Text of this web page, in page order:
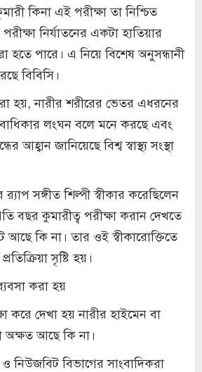
কিনা এই পরীক্ষা তা নিশ্চিত
নির্যাতনের একটা হাতিয়ার
হতে পারে। এ নিয়ে বিশেষ অনুসন্ধানী
বিবিসি।
হয়, নারীর শরীরের ভেতর এধরনের
লংঘন বলে মনে করছে এবং
আহ্বান জানিয়েছে বিশ্ব স্বাস্থ্য সংস্থা
সঙ্গীত শিল্পী স্বীকার করেছিলেন
বছর কুমারীত্ব পরীক্ষা করান দেখতে
কি না। তার ওই স্বীকারোক্তিতে
সৃষ্টি হয়।
করা হয়
করে দেখা হয় নারীর হাইমেন বা
অক্ষত আছে কি না।
নিউজবিট বিভাগের সাংবাদিকরা